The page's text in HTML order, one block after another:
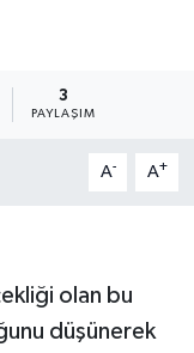
3
PAYLAŞIM
A- A+
olan bu
düşünerek